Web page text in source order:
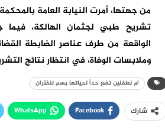
من جهتها، أمرت النيابة العامة بالمحكمة
تشريح طبي لجثمان الهالكة،
الواقعة من طرف عناصر الضابطة
وملابسات الوفاة، في انتظار نتائج
أم لطفلين تضع حداً لحياتها بسم للفئران
شارك Facebook
WhatsApp